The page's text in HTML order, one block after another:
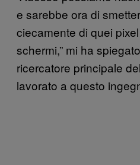
e sarebbe ora di
ciecamente di quei
schermi,” mi ha
ricercatore principale
lavorato a questo